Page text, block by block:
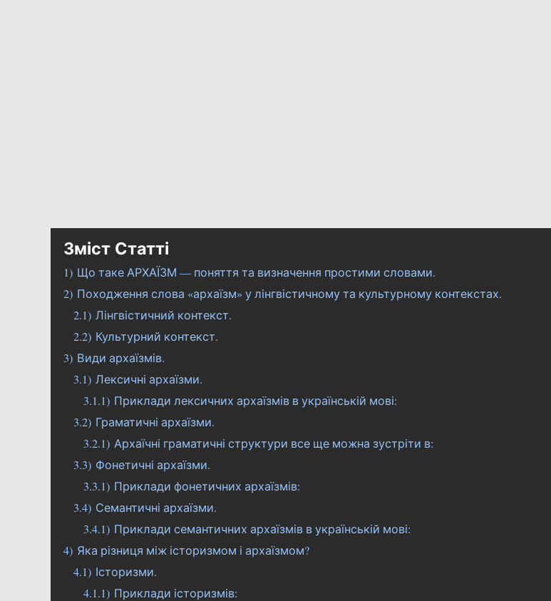
Зміст Статті
1) Що таке АРХАЇЗМ — поняття та визначення простими словами.
2) Походження слова «архаїзм» у лінгвістичному та культурному контекстах.
2.1) Лінгвістичний контекст.
2.2) Культурний контекст.
3) Види архаїзмів.
3.1) Лексичні архаїзми.
3.1.1) Приклади лексичних архаїзмів в українській мові:
3.2) Граматичні архаїзми.
3.2.1) Архаїчні граматичні структури все ще можна зустріти в:
3.3) Фонетичні архаїзми.
3.3.1) Приклади фонетичних архаїзмів:
3.4) Семантичні архаїзми.
3.4.1) Приклади семантичних архаїзмів в українській мові:
4) Яка різниця між історизмом і архаїзмом?
4.1) Історизми.
4.1.1) Приклади історизмів: